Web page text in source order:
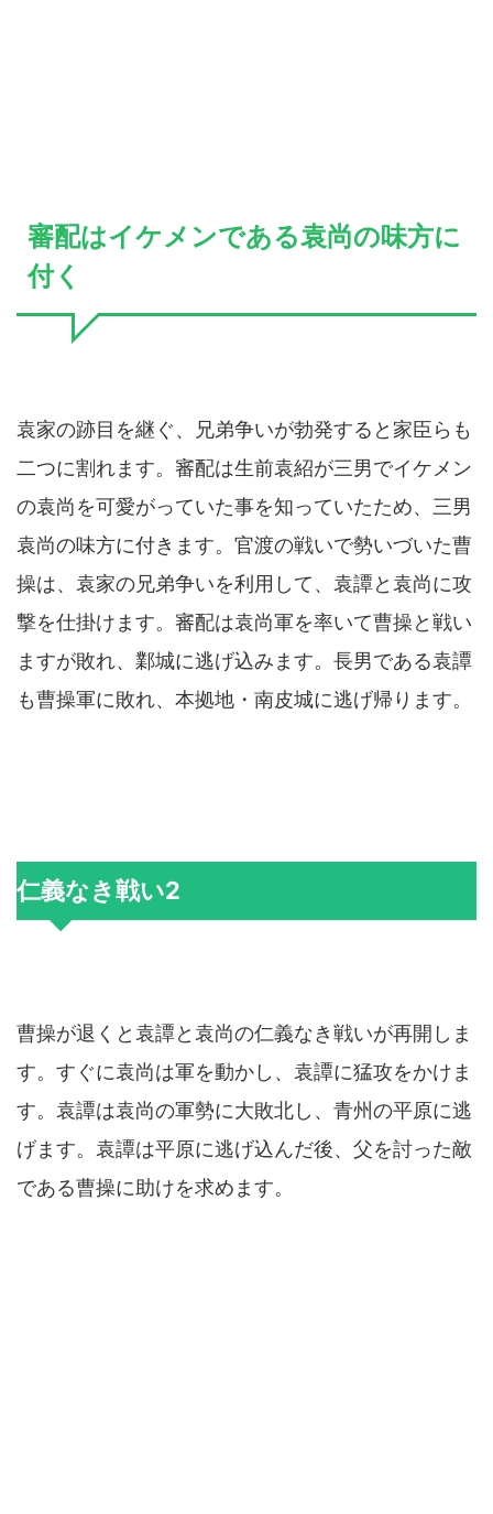
審配はイケメンである袁尚の味方に
付く
袁家の跡目を継ぐ、兄弟争いが勃発すると家臣らも
二つに割れます。審配は生前袁紹が三男でイケメン
の袁尚を可愛がっていた事を知っていたため、三男
袁尚の味方に付きます。官渡の戦いで勢いづいた曹
操は、袁家の兄弟争いを利用して、袁譚と袁尚に攻
撃を仕掛けます。審配は袁尚軍を率いて曹操と戦い
ますが敗れ、鄴城に逃げ込みます。長男である袁譚
も曹操軍に敗れ、本拠地・南皮城に逃げ帰ります。
仁義なき戦い2
曹操が退くと袁譚と袁尚の仁義なき戦いが再開しま
す。すぐに袁尚は軍を動かし、袁譚に猛攻をかけま
す。袁譚は袁尚の軍勢に大敗北し、青州の平原に逃
げます。袁譚は平原に逃げ込んだ後、父を討った敵
である曹操に助けを求めます。